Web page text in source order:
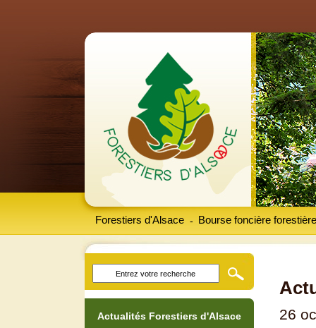
Forestiers d'Alsace Bourse foncière forestière
-
26
Actualités Forestiers d'Alsace